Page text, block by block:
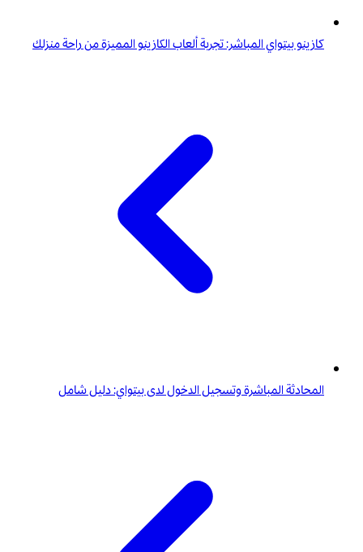
كازينو بيتواي المباشر: تجربة ألعاب الكازينو المميزة من راحة منزلك
المحادثة المباشرة وتسجيل الدخول لدى بيتواي: دليل شامل